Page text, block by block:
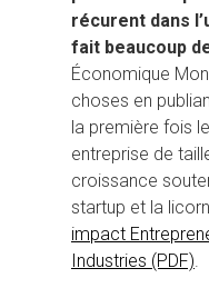
récurent dans
fait beaucoup
Économique
choses en
la première fois
entreprise de
croissance
startup et la
impact
Industries (PDF).